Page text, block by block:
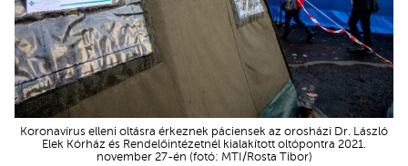
Koronavírus elleni oltásra érkeznek páciensek az orosházi Dr. László
Elek Kórház és Rendelőintézetnél kialakított oltópontra 2021.
november 27-én (fotó: MTI/Rosta Tibor)